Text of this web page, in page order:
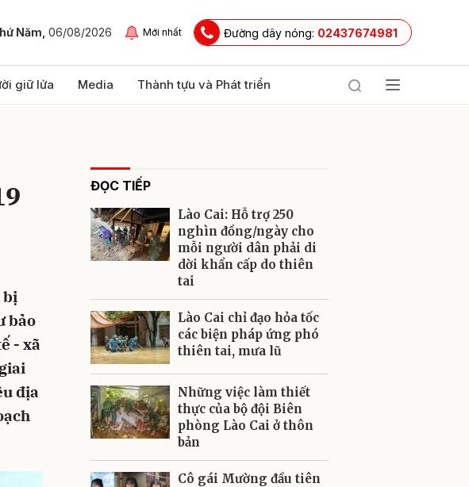
Năm, 06/08/2026 Mới nhất Đường dây nóng: 02437674981
giữ lửa Media Thành tựu và Phát triển
bị
bảo
- xã
địa
ĐỌC TIẾP
Lào Cai: Hỗ trợ 250
nghìn đồng/ngày cho
mỗi người dân phải di
dời khẩn cấp do thiên
tai
Lào Cai chỉ đạo hỏa tốc
các biện pháp ứng phó
thiên tai, mưa lũ
Những việc làm thiết
thực của bộ đội Biên
phòng Lào Cai ở thôn
bản
Cô gái Mường đầu tiên
Gửi